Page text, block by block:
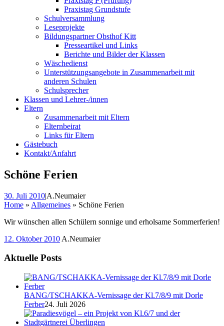
Praxistag Grundstufe
Schulversammlung
Leseprojekte
Bildungspartner Obsthof Kitt
Presseartikel und Links
Berichte und Bilder der Klassen
Wäschedienst
Unterstützungsangebote in Zusammenarbeit mit
anderen Schulen
Schulsprecher
Klassen und Lehrer-/innen
Eltern
Zusammenarbeit mit Eltern
Elternbeirat
Links für Eltern
Gästebuch
Kontakt/Anfahrt
Schöne Ferien
30. Juli 2010|A.Neumaier
Home » Allgemeines » Schöne Ferien
Wir wünschen allen Schülern sonnige und erholsame Sommerferien!
12. Oktober 2010 A.Neumaier
Aktuelle Posts
BANG/TSCHAKKA-Vernissage der Kl.7/8/9 mit Dorle
Ferber24. Juli 2026